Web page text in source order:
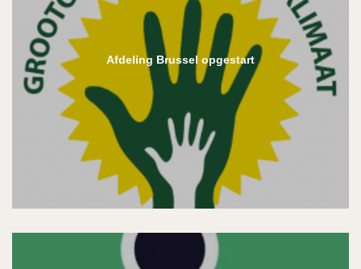
Afdeling Brussel opgestart